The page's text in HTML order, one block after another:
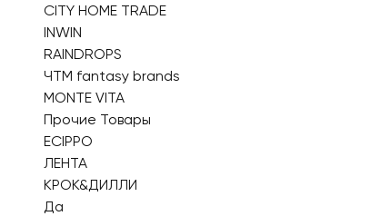
CITY HOME TRADE
INWIN
RAINDROPS
ЧТМ fantasy brands
MONTE VITA
Прочие Товары
ECIPPO
ЛЕНТА
КРОК&ДИЛЛИ
Да